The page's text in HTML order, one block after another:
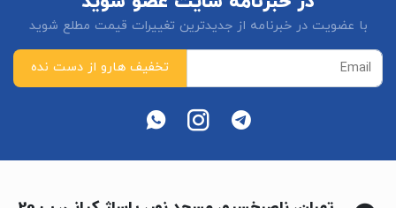
با عضویت در خبرنامه از جدیدترین تغییرات قیمت مطلع شوید